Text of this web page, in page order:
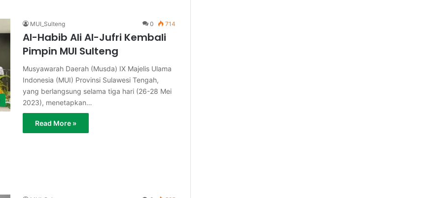
MUI_Sulteng 0 714
Al-Habib Ali Al-Jufri Kembali
Pimpin MUI Sulteng
Musyawarah Daerah (Musda) IX Majelis Ulama
Indonesia (MUI) Provinsi Sulawesi Tengah,
yang berlangsung selama tiga hari (26-28 Mei
2023), menetapkan…
Read More »